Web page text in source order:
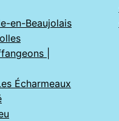
en-Beaujolais
|
Écharmeaux